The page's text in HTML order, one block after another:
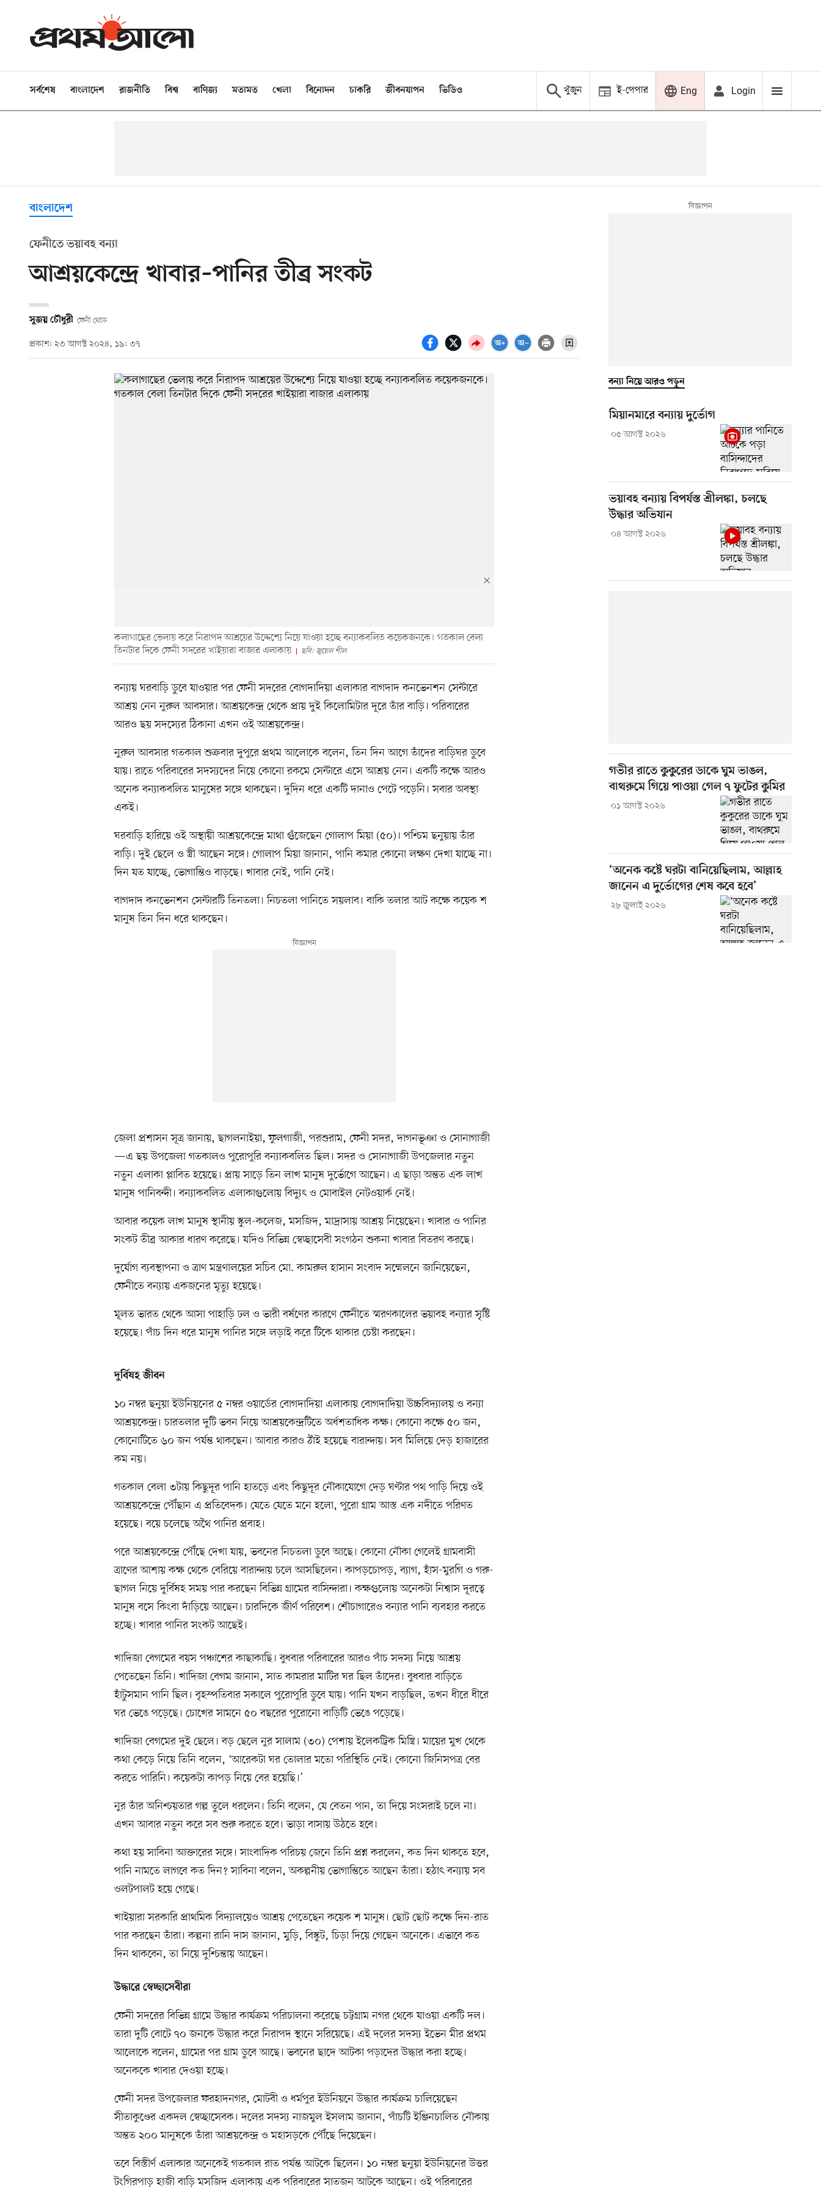
সর্বশেষ বাংলাদেশ রাজনীতি বিশ্ব বাণিজ্য মতামত খেলা বিনোদন চাকরি জীবনযাপন ভিডিও খুঁজুন ই-পেপার Eng Login
বাংলাদেশ
ফেনীতে ভয়াবহ বন্যা
আশ্রয়কেন্দ্রে খাবার–পানির তীব্র সংকট
সুজয় চৌধুরী ফেনী থেকে
প্রকাশ: ২৩ আগস্ট ২০২৪, ১৯: ৩৭
কলাগাছের ভেলায় করে নিরাপদ আশ্রয়ের উদ্দেশ্যে নিয়ে যাওয়া হচ্ছে বন্যাকবলিত কয়েকজনকে। গতকাল বেলা
তিনটার দিকে ফেনী সদরের খাইয়ারা বাজার এলাকায়
ছবি: জুয়েল শীল
বন্যায় ঘরবাড়ি ডুবে যাওয়ার পর ফেনী সদরের বোগদাদিয়া এলাকার বাগদাদ কনভেনশন সেন্টারে
আশ্রয় নেন নুরুল আবসার। আশ্রয়কেন্দ্র থেকে প্রায় দুই কিলোমিটার দূরে তাঁর বাড়ি। পরিবারের
আরও ছয় সদস্যের ঠিকানা এখন ওই আশ্রয়কেন্দ্র।
নুরুল আবসার গতকাল শুক্রবার দুপুরে প্রথম আলোকে বলেন, তিন দিন আগে তাঁদের বাড়িঘর ডুবে
যায়। রাতে পরিবারের সদস্যদের নিয়ে কোনো রকমে সেন্টারে এসে আশ্রয় নেন। একটি কক্ষে আরও
অনেক বন্যাকবলিত মানুষের সঙ্গে থাকছেন। দুদিন ধরে একটি দানাও পেটে পড়েনি। সবার অবস্থা
একই।
ঘরবাড়ি হারিয়ে ওই অস্থায়ী আশ্রয়কেন্দ্রে মাথা গুঁজেছেন গোলাপ মিয়া (৫০)। পশ্চিম ছনুয়ায় তাঁর
বাড়ি। দুই ছেলে ও স্ত্রী আছেন সঙ্গে। গোলাপ মিয়া জানান, পানি কমার কোনো লক্ষণ দেখা যাচ্ছে না।
দিন যত যাচ্ছে, ভোগান্তিও বাড়ছে। খাবার নেই, পানি নেই।
বাগদাদ কনভেনশন সেন্টারটি তিনতলা। নিচতলা পানিতে সয়লাব। বাকি তলার আট কক্ষে কয়েক শ
মানুষ তিন দিন ধরে থাকছেন।
জেলা প্রশাসন সূত্র জানায়, ছাগলনাইয়া, ফুলগাজী, পরশুরাম, ফেনী সদর, দাগনভূঞা ও সোনাগাজী
—এ ছয় উপজেলা গতকালও পুরোপুরি বন্যাকবলিত ছিল। সদর ও সোনাগাজী উপজেলার নতুন
নতুন এলাকা প্লাবিত হয়েছে। প্রায় সাড়ে তিন লাখ মানুষ দুর্ভোগে আছেন। এ ছাড়া অন্তত এক লাখ
মানুষ পানিবন্দী। বন্যাকবলিত এলাকাগুলোয় বিদ্যুৎ ও মোবাইল নেটওয়ার্ক নেই।
আবার কয়েক লাখ মানুষ স্থানীয় স্কুল-কলেজ, মসজিদ, মাদ্রাসায় আশ্রয় নিয়েছেন। খাবার ও পানির
সংকট তীব্র আকার ধারণ করেছে। যদিও বিভিন্ন স্বেচ্ছাসেবী সংগঠন শুকনা খাবার বিতরণ করছে।
দুর্যোগ ব্যবস্থাপনা ও ত্রাণ মন্ত্রণালয়ের সচিব মো. কামরুল হাসান সংবাদ সম্মেলনে জানিয়েছেন,
ফেনীতে বন্যায় একজনের মৃত্যু হয়েছে।
মূলত ভারত থেকে আসা পাহাড়ি ঢল ও ভারী বর্ষণের কারণে ফেনীতে স্মরণকালের ভয়াবহ বন্যার সৃষ্টি
হয়েছে। পাঁচ দিন ধরে মানুষ পানির সঙ্গে লড়াই করে টিকে থাকার চেষ্টা করছেন।
দুর্বিষহ জীবন
১০ নম্বর ছনুয়া ইউনিয়নের ৫ নম্বর ওয়ার্ডের বোগদাদিয়া এলাকায় বোগদাদিয়া উচ্চবিদ্যালয় ও বন্যা
আশ্রয়কেন্দ্র। চারতলার দুটি ভবন নিয়ে আশ্রয়কেন্দ্রটিতে অর্ধশতাধিক কক্ষ। কোনো কক্ষে ৫০ জন,
কোনোটিতে ৬০ জন পর্যন্ত থাকছেন। আবার কারও ঠাঁই হয়েছে বারান্দায়। সব মিলিয়ে দেড় হাজারের
কম নয়।
গতকাল বেলা ৩টায় কিছুদূর পানি হাতড়ে এবং কিছুদূর নৌকাযোগে দেড় ঘণ্টার পথ পাড়ি দিয়ে ওই
আশ্রয়কেন্দ্রে পৌঁছান এ প্রতিবেদক। যেতে যেতে মনে হলো, পুরো গ্রাম আস্ত এক নদীতে পরিণত
হয়েছে। বয়ে চলেছে অথৈ পানির প্রবাহ।
পরে আশ্রয়কেন্দ্রে পৌঁছে দেখা যায়, ভবনের নিচতলা ডুবে আছে। কোনো নৌকা গেলেই গ্রামবাসী
ত্রাণের আশায় কক্ষ থেকে বেরিয়ে বারান্দায় চলে আসছিলেন। কাপড়চোপড়, ব্যাগ, হাঁস-মুরগি ও গরু-
ছাগল নিয়ে দুর্বিষহ সময় পার করছেন বিভিন্ন গ্রামের বাসিন্দারা। কক্ষগুলোয় অনেকটা নিশ্বাস দূরত্বে
মানুষ বসে কিংবা দাঁড়িয়ে আছেন। চারদিকে জীর্ণ পরিবেশ। শৌচাগারেও বন্যার পানি ব্যবহার করতে
হচ্ছে। খাবার পানির সংকট আছেই।
খাদিজা বেগমের বয়স পঞ্চাশের কাছাকাছি। বুধবার পরিবারের আরও পাঁচ সদস্য নিয়ে আশ্রয়
পেতেছেন তিনি। খাদিজা বেগম জানান, সাত কামরার মাটির ঘর ছিল তাঁদের। বুধবার বাড়িতে
হাঁটুসমান পানি ছিল। বৃহস্পতিবার সকালে পুরোপুরি ডুবে যায়। পানি যখন বাড়ছিল, তখন ধীরে ধীরে
ঘর ভেঙে পড়েছে। চোখের সামনে ৫০ বছরের পুরোনো বাড়িটি ভেঙে পড়েছে।
খাদিজা বেগমের দুই ছেলে। বড় ছেলে নুর সালাম (৩০) পেশায় ইলেকট্রিক মিস্ত্রি। মায়ের মুখ থেকে
কথা কেড়ে নিয়ে তিনি বলেন, ‘আরেকটা ঘর তোলার মতো পরিস্থিতি নেই। কোনো জিনিসপত্র বের
করতে পারিনি। কয়েকটা কাপড় নিয়ে বের হয়েছি।’
নুর তাঁর অনিশ্চয়তার গল্প তুলে ধরলেন। তিনি বলেন, যে বেতন পান, তা দিয়ে সংসরাই চলে না।
এখন আবার নতুন করে সব শুরু করতে হবে। ভাড়া বাসায় উঠতে হবে।
কথা হয় সাবিনা আক্তারের সঙ্গে। সাংবাদিক পরিচয় জেনে তিনি প্রশ্ন করলেন, কত দিন থাকতে হবে,
পানি নামতে লাগবে কত দিন? সাবিনা বলেন, অকল্পনীয় ভোগান্তিতে আছেন তাঁরা। হঠাৎ বন্যায় সব
ওলটপালট হয়ে গেছে।
খাইয়ারা সরকারি প্রাথমিক বিদ্যালয়েও আশ্রয় পেতেছেন কয়েক শ মানুষ। ছোট ছোট কক্ষে দিন-রাত
পার করছেন তাঁরা। কল্পনা রানি দাস জানান, মুড়ি, বিস্কুট, চিড়া দিয়ে গেছেন অনেকে। এভাবে কত
দিন থাকবেন, তা নিয়ে দুশ্চিন্তায় আছেন।
উদ্ধারে স্বেচ্ছাসেবীরা
ফেনী সদরের বিভিন্ন গ্রামে উদ্ধার কার্যক্রম পরিচালনা করেছে চট্টগ্রাম নগর থেকে যাওয়া একটি দল।
তারা দুটি বোটে ৭০ জনকে উদ্ধার করে নিরাপদ স্থানে সরিয়েছে। এই দলের সদস্য ইভেন মীর প্রথম
আলোকে বলেন, গ্রামের পর গ্রাম ডুবে আছে। ভবনের ছাদে আটকা পড়াদের উদ্ধার করা হচ্ছে।
অনেককে খাবার দেওয়া হচ্ছে।
ফেনী সদর উপজেলার ফরহাদনগর, মোটবী ও ধর্মপুর ইউনিয়নে উদ্ধার কার্যক্রম চালিয়েছেন
সীতাকুণ্ডের একদল স্বেচ্ছাসেবক। দলের সদস্য নাজমুল ইসলাম জানান, পাঁচটি ইঞ্জিনচালিত নৌকায়
অন্তত ২০০ মানুষকে তাঁরা আশ্রয়কেন্দ্র ও মহাসড়কে পৌঁছে দিয়েছেন।
তবে বিস্তীর্ণ এলাকার অনেকেই গতকাল রাত পর্যন্ত আটকে ছিলেন। ১০ নম্বর ছনুয়া ইউনিয়নের উত্তর
টংগিরপাড় হাজী বাড়ি মসজিদ এলাকায় এক পরিবারের সাতজন আটকে আছেন। ওই পরিবারের
বন্যা নিয়ে আরও পড়ুন
মিয়ানমারে বন্যায় দুর্ভোগ
০৫ আগস্ট ২০২৬
ভয়াবহ বন্যায় বিপর্যস্ত শ্রীলঙ্কা, চলছে
উদ্ধার অভিযান
০৪ আগস্ট ২০২৬
গভীর রাতে কুকুরের ডাকে ঘুম ভাঙল,
বাথরুমে গিয়ে পাওয়া গেল ৭ ফুটের কুমির
০১ আগস্ট ২০২৬
‘অনেক কষ্টে ঘরটা বানিয়েছিলাম, আল্লাহ
জানেন এ দুর্ভোগের শেষ কবে হবে’
২৮ জুলাই ২০২৬